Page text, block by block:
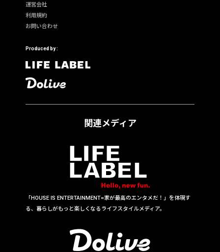
運営会社
利用規約
お問い合わせ
Produced by :
関連メディア
「HOUSE IS ENTERTAINMENT=家が最高のエンタメだ！」を体現す
る、暮らしがもっと楽しくなるライフスタイルメディア。